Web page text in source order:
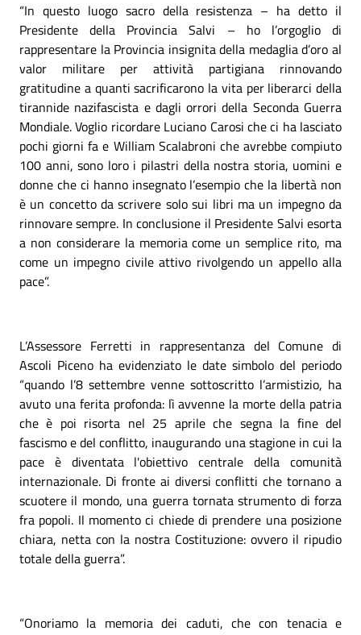
“In questo luogo sacro della resistenza – ha detto il
Presidente della Provincia Salvi – ho l’orgoglio di
rappresentare la Provincia insignita della medaglia d’oro al
valor militare per attività partigiana rinnovando
gratitudine a quanti sacrificarono la vita per liberarci della
tirannide nazifascista e dagli orrori della Seconda Guerra
Mondiale. Voglio ricordare Luciano Carosi che ci ha lasciato
pochi giorni fa e William Scalabroni che avrebbe compiuto
100 anni, sono loro i pilastri della nostra storia, uomini e
donne che ci hanno insegnato l’esempio che la libertà non
è un concetto da scrivere solo sui libri ma un impegno da
rinnovare sempre. In conclusione il Presidente Salvi esorta
a non considerare la memoria come un semplice rito, ma
come un impegno civile attivo rivolgendo un appello alla
pace”.
L’Assessore Ferretti in rappresentanza del Comune di
Ascoli Piceno ha evidenziato le date simbolo del periodo
“quando l’8 settembre venne sottoscritto l’armistizio, ha
avuto una ferita profonda: lì avvenne la morte della patria
che è poi risorta nel 25 aprile che segna la fine del
fascismo e del conflitto, inaugurando una stagione in cui la
pace è diventata l'obiettivo centrale della comunità
internazionale. Di fronte ai diversi conflitti che tornano a
scuotere il mondo, una guerra tornata strumento di forza
fra popoli. Il momento ci chiede di prendere una posizione
chiara, netta con la nostra Costituzione: ovvero il ripudio
totale della guerra”.
“Onoriamo la memoria dei caduti, che con tenacia e